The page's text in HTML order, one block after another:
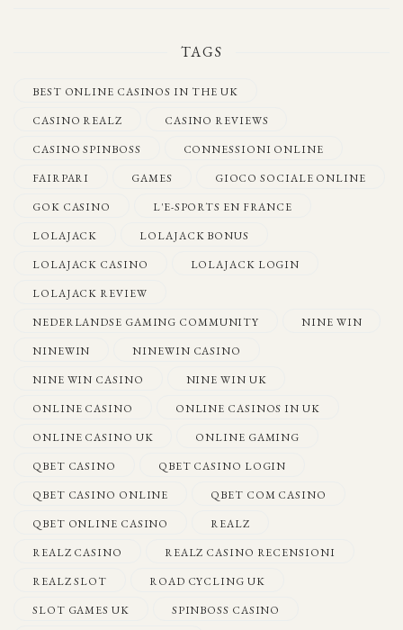
TAGS
BEST ONLINE CASINOS IN THE UK
CASINO REALZ
CASINO REVIEWS
CASINO SPINBOSS
CONNESSIONI ONLINE
FAIRPARI
GAMES
GIOCO SOCIALE ONLINE
GOK CASINO
L'E-SPORTS EN FRANCE
LOLAJACK
LOLAJACK BONUS
LOLAJACK CASINO
LOLAJACK LOGIN
LOLAJACK REVIEW
NEDERLANDSE GAMING COMMUNITY
NINE WIN
NINEWIN
NINEWIN CASINO
NINE WIN CASINO
NINE WIN UK
ONLINE CASINO
ONLINE CASINOS IN UK
ONLINE CASINO UK
ONLINE GAMING
QBET CASINO
QBET CASINO LOGIN
QBET CASINO ONLINE
QBET COM CASINO
QBET ONLINE CASINO
REALZ
REALZ CASINO
REALZ CASINO RECENSIONI
REALZ SLOT
ROAD CYCLING UK
SLOT GAMES UK
SPINBOSS CASINO